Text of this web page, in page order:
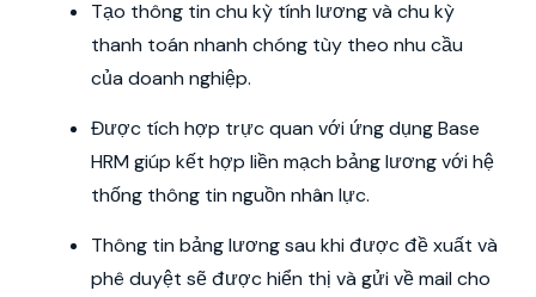
Tạo thông tin chu kỳ tính lương và chu kỳ
thanh toán nhanh chóng tùy theo nhu cầu
của doanh nghiệp.
Được tích hợp trực quan với ứng dụng Base
HRM giúp kết hợp liền mạch bảng lương với hệ
thống thông tin nguồn nhân lực.
Thông tin bảng lương sau khi được đề xuất và
phê duyệt sẽ được hiển thị và gửi về mail cho